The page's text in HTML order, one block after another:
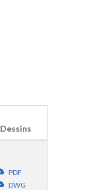
Dessins
PDF
DWG